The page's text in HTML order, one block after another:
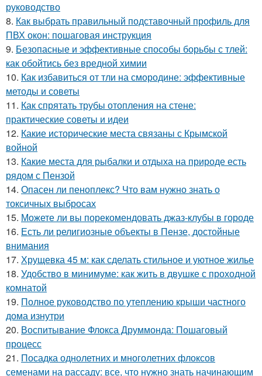
руководство
8. Как выбрать правильный подставочный профиль для
ПВХ окон: пошаговая инструкция
9. Безопасные и эффективные способы борьбы с тлей:
как обойтись без вредной химии
10. Как избавиться от тли на смородине: эффективные
методы и советы
11. Как спрятать трубы отопления на стене:
практические советы и идеи
12. Какие исторические места связаны с Крымской
войной
13. Какие места для рыбалки и отдыха на природе есть
рядом с Пензой
14. Опасен ли пеноплекс? Что вам нужно знать о
токсичных выбросах
15. Можете ли вы порекомендовать джаз-клубы в городе
16. Есть ли религиозные объекты в Пензе, достойные
внимания
17. Хрущевка 45 м: как сделать стильное и уютное жилье
18. Удобство в минимуме: как жить в двушке с проходной
комнатой
19. Полное руководство по утеплению крыши частного
дома изнутри
20. Воспитывание Флокса Друммонда: Пошаговый
процесс
21. Посадка однолетних и многолетних флоксов
семенами на рассаду: все, что нужно знать начинающим